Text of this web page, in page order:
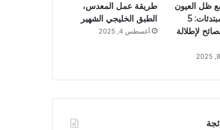
ظل العيون
بسهولة للمبتدئات: 5
لإطلالة
طريقة عمل المعدس،
الطبق الخليجي الشهير
أغسطس 4, 2025